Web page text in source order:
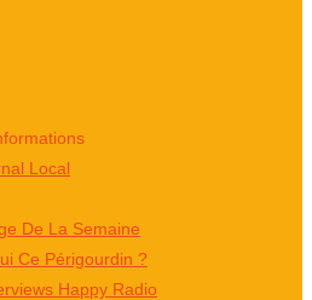
Local
De La Semaine
Ce Périgourdin ?
Happy Radio